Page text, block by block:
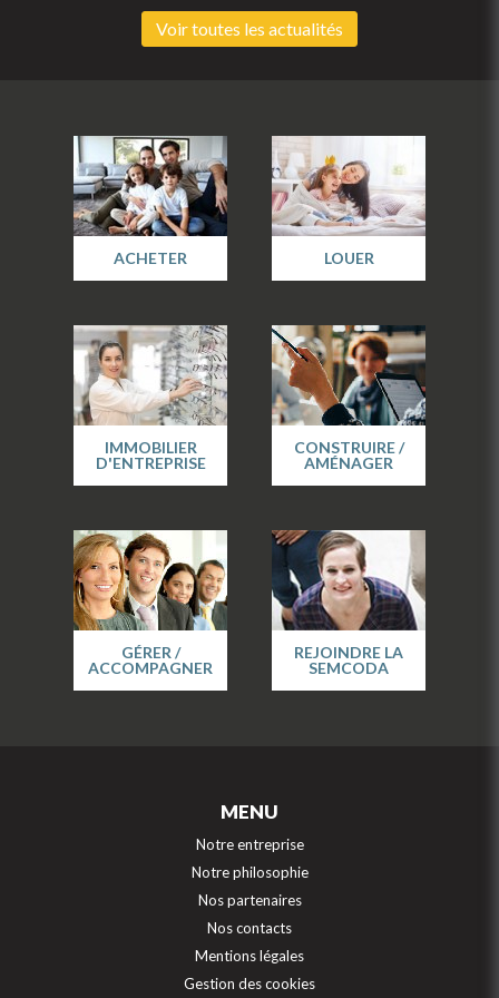
Voir toutes les actualités
ACHETER LOUER
IMMOBILIER
D'ENTREPRISE
CONSTRUIRE /
AMÉNAGER
GÉRER /
ACCOMPAGNER
REJOINDRE LA
SEMCODA
MENU
Notre entreprise
Notre philosophie
Nos partenaires
Nos contacts
Mentions légales
Gestion des cookies